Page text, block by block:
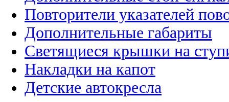
Повторители указателей
Дополнительные габариты
Светящиеся крышки на
Накладки на капот
Детские автокресла